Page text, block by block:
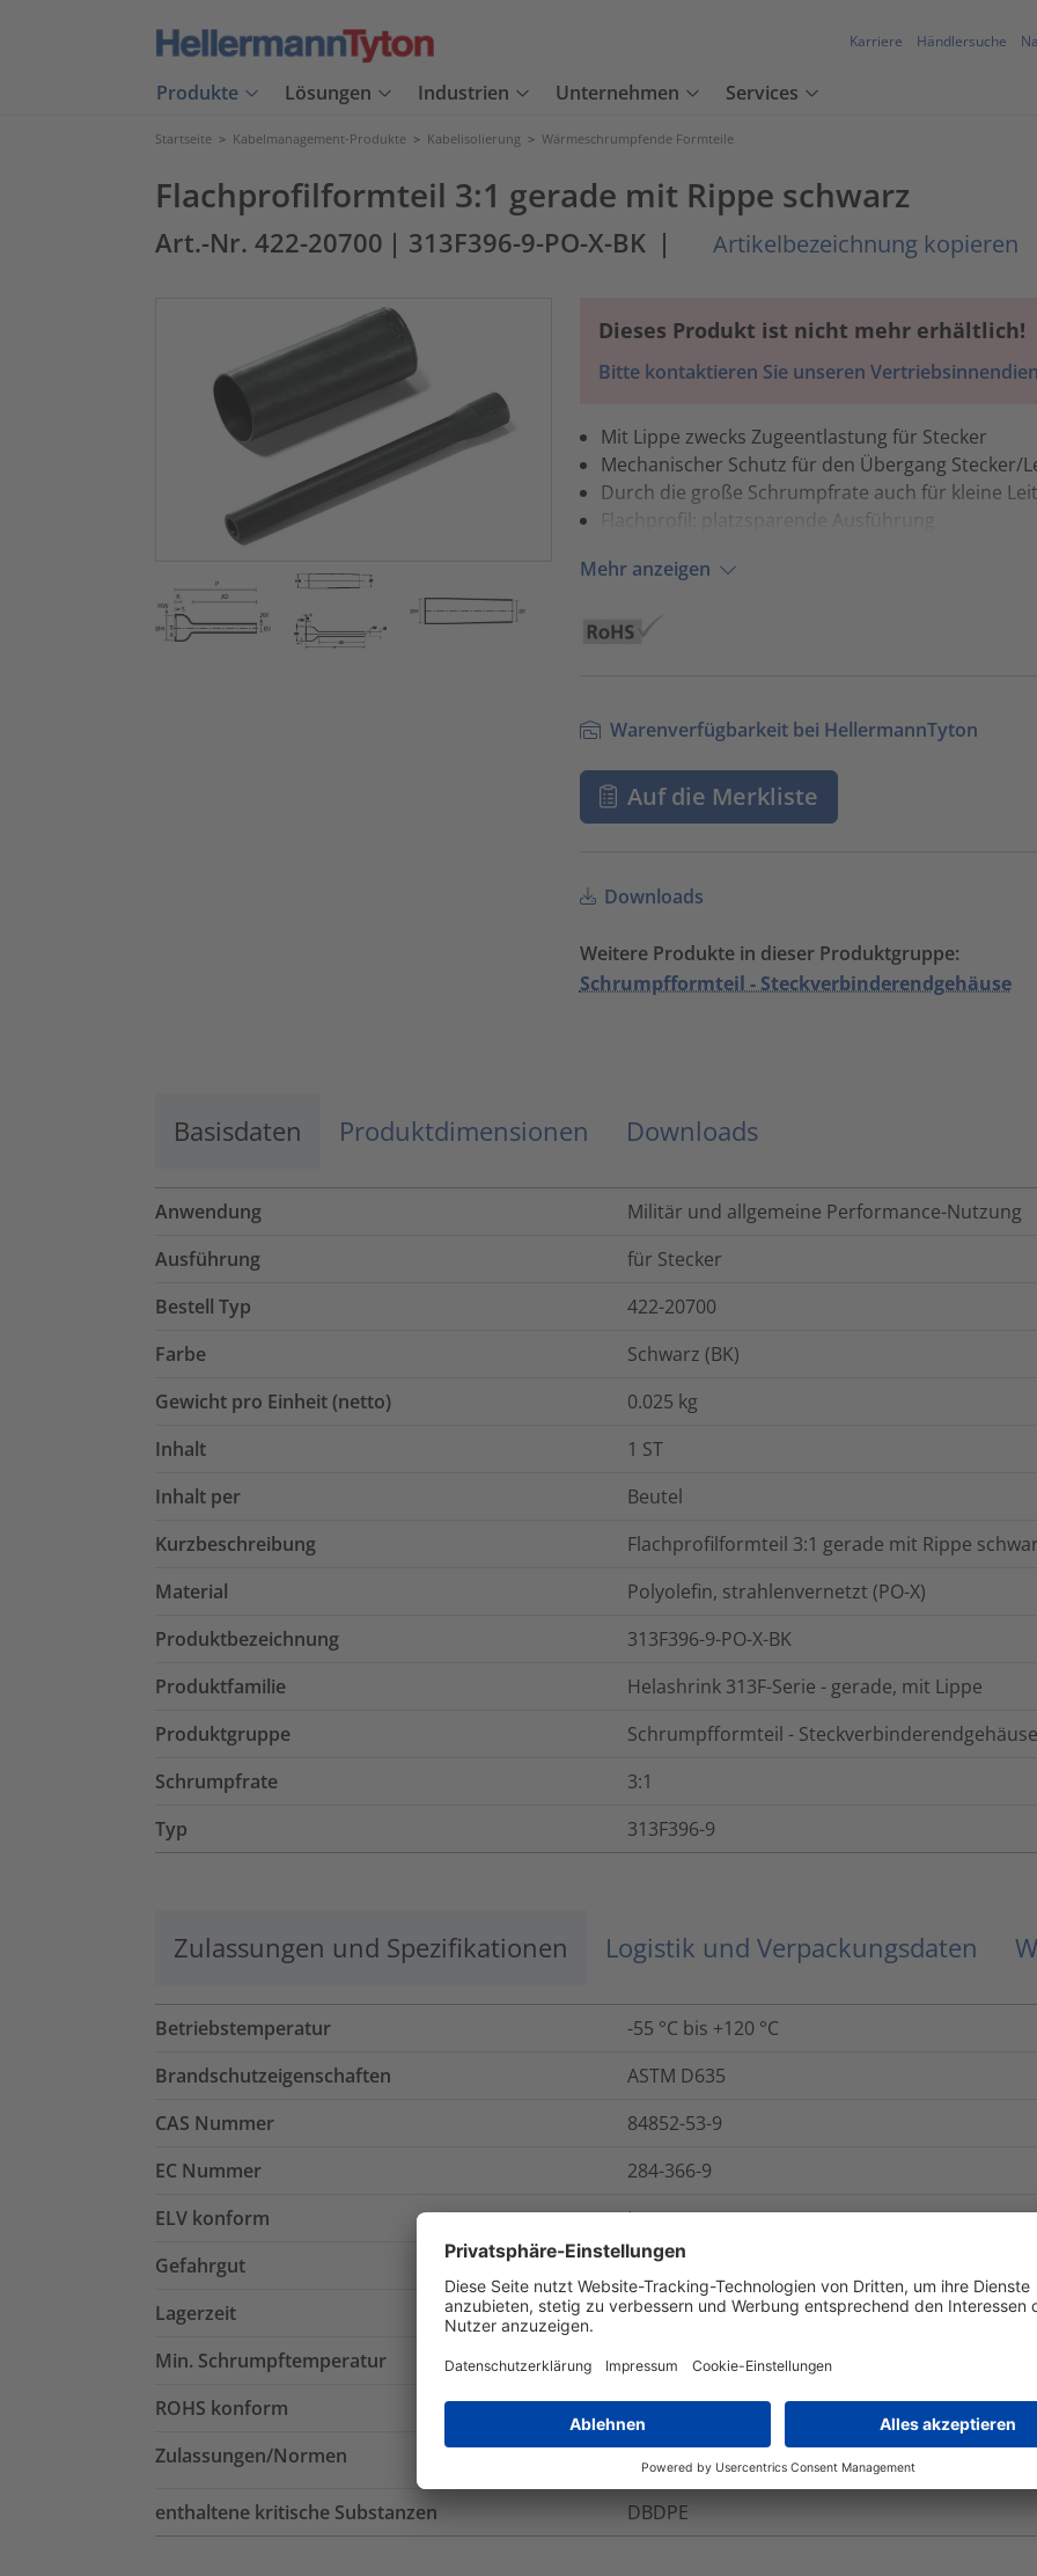
Karriere Händlersuche
Produkte Lösungen Industrien Unternehmen Services
Startseite > Kabelmanagement-Produkte > Kabelisolierung > Wärmeschrumpfende Formteile
Flachprofilformteil 3:1 gerade mit Rippe schwarz
Art.-Nr. 422-20700 | 313F396-9-PO-X-BK | Artikelbezeichnung kopieren
Dieses Produkt ist nicht mehr erhältlich!
Bitte kontaktieren Sie unseren
Mit Lippe zwecks Zugeentlastung für Stecker
Mechanischer Schutz für den Übergang Stecker/
Durch die große Schrumpfrate auch für kleine
Flachprofil: platzsparende Ausführung
Mehr anzeigen
Warenverfügbarkeit bei HellermannTyton
Auf die Merkliste
Downloads
Weitere Produkte in dieser Produktgruppe:
Schrumpfformteil - Steckverbinderendgehäuse
Basisdaten Produktdimensionen Downloads
Anwendung
Militär und allgemeine Performance-Nutzung
Ausführung
für Stecker
Bestell Typ
422-20700
Farbe
Schwarz (BK)
Gewicht pro Einheit (netto)
0.025 kg
Inhalt
1 ST
Inhalt per
Beutel
Kurzbeschreibung
Flachprofilformteil 3:1 gerade mit Rippe
Material
Polyolefin, strahlenvernetzt (PO-X)
Produktbezeichnung
313F396-9-PO-X-BK
Produktfamilie
Helashrink 313F-Serie - gerade, mit Lippe
Produktgruppe
Schrumpfformteil - Steckverbinderendgehäuse
Schrumpfrate
3:1
Typ
313F396-9
Zulassungen und Spezifikationen Logistik und Verpackungsdaten
Betriebstemperatur
-55 °C bis +120 °C
Brandschutzeigenschaften
ASTM D635
CAS Nummer
84852-53-9
EC Nummer
284-366-9
ELV konform
Ja
Gefahrgut
Nein
Lagerzeit
5 Jahre
Min. Schrumpftemperatur
+100 °C
ROHS konform
Ja
Zulassungen/Normen
enthaltene kritische Substanzen DBDPE